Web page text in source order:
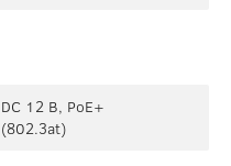
DC 12 В, PoE+
(802.3at)